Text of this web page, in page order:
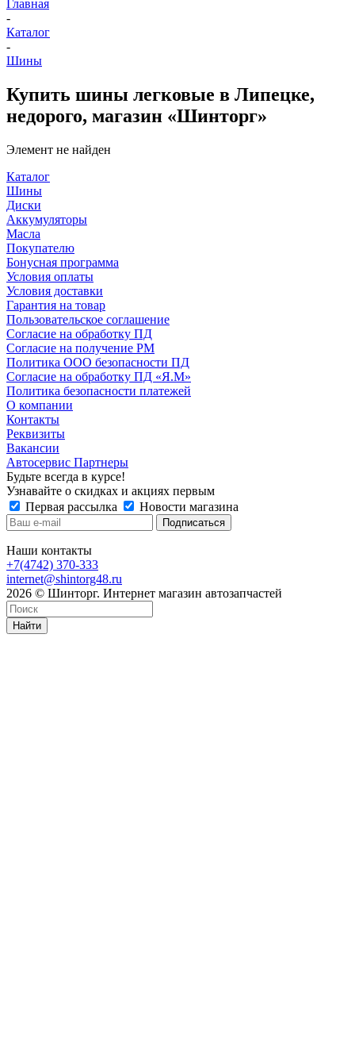
Главная
-
Каталог
-
Шины
Купить шины легковые в Липецке,
недорого, магазин «Шинторг»
Элемент не найден
Каталог
Шины
Диски
Аккумуляторы
Масла
Покупателю
Бонусная программа
Условия оплаты
Условия доставки
Гарантия на товар
Пользовательское соглашение
Согласие на обработку ПД
Согласие на получение РМ
Политика ООО безопасности ПД
Согласие на обработку ПД «Я.М»
Политика безопасности платежей
О компании
Контакты
Реквизиты
Вакансии
Автосервис Партнеры
Будьте всегда в курсе!
Узнавайте о скидках и акциях первым
Первая рассылка
Новости магазина
Наши контакты
+7(4742) 370-333
internet@shintorg48.ru
2026 © Шинторг. Интернет магазин автозапчастей
Найти